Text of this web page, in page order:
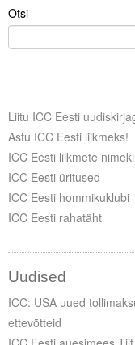
Otsi
Liitu ICC Eesti
Astu ICC Eesti liikmeks!
ICC Eesti liikmete
ICC Eesti üritused
ICC Eesti hommikuklubi
ICC Eesti rahatäht
Uudised
ICC: USA uued
ettevõtteid